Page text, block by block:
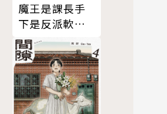
魔王是課長手
下是反派軟腳
蝦。 1